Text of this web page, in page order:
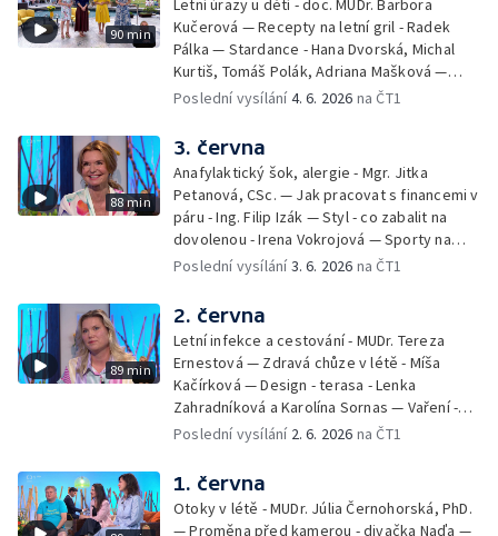
Festival v ulicích – Petra Hradilová — Muzejní
noc
90 min
Letní úrazy u dětí - doc. MUDr. Barbora
Kučerová — Recepty na letní gril - Radek
Pálka — Stardance - Hana Dvorská, Michal
Kurtiš, Tomáš Polák, Adriana Mašková —
Debbie — Dětský čin roku — Zooterapie -
Jírová — Patrik Eliáš — Sladké recepty na
léto - Míša Sedláčková
Poslední vysílání4. 6. 2026 na ČT1
88 min
3. června
Anafylaktický šok, alergie - Mgr. Jitka
Petanová, CSc. — Jak pracovat s financemi v
páru - Ing. Filip Izák — Styl - co zabalit na
dovolenou - Irena Vokrojová — Sporty na
léto - paddleboard — Alžběta Jungrová —
Heřmánková, Zdeněk Žák, Josef Vrána
Poslední vysílání3. 6. 2026 na ČT1
89 min
2. června
Letní infekce a cestování - MUDr. Tereza
Ernestová — Zdravá chůze v létě - Míša
Kačírková — Design - terasa - Lenka
Zahradníková a Karolína Sornas — Vaření -
jahody - Simona Machurová — Letní sporty -
— Batohy do školy i na prázdniny - Mirka
Belhová — Pramen - Ivan Ostrochovský
Poslední vysílání 2. 6. 2026 na ČT1
1. června
Otoky v létě - MUDr. Júlia Černohorská, PhD.
— Proměna před kamerou - divačka Naďa —